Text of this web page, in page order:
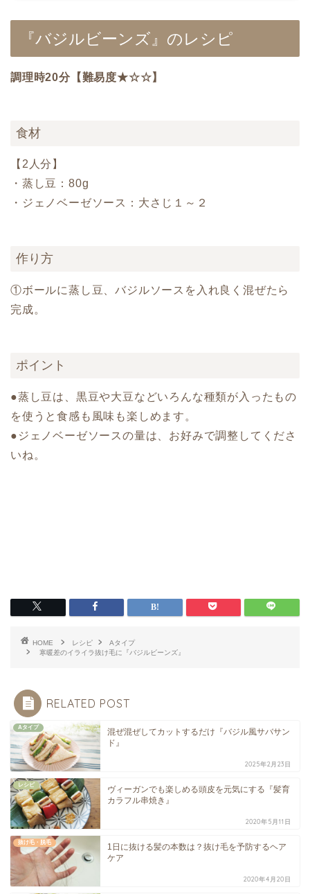
『バジルビーンズ』のレシピ
調理時20分【難易度★☆☆】
食材
【2人分】
・蒸し豆：80g
・ジェノベーゼソース：大さじ１～２
作り方
①ボールに蒸し豆、バジルソースを入れ良く混ぜたら
完成。
ポイント
●蒸し豆は、黒豆や大豆などいろんな種類が入ったもの
を使うと食感も風味も楽しめます。
●ジェノベーゼソースの量は、お好みで調整してくださ
いね。
HOME レシピ
Aタイプ
寒暖差のイライラ抜け毛に『バジルビーンズ』
RELATED POST
Aタイプ
混ぜ混ぜしてカットするだけ『バジル風サバサン
ド』
2025年2月23日
レシピ
ヴィーガンでも楽しめる頭皮を元気にする『髪育
カラフル串焼き』
2020年5月11日
抜け毛・脱毛
1日に抜ける髪の本数は？抜け毛を予防するヘア
ケア
2020年4月20日